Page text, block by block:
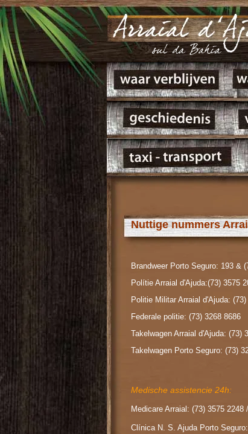
Nuttige nummers
Brandweer Porto Seguro: 193 &
Polítie Arraial d'Ajuda:(73) 3575
Politie Militar Arraial d'Ajuda:
Federale politie: (73) 3268 8686
Takelwagen Arraial d'Ajuda: (73)
Takelwagen Porto Seguro: (73)
Medische assistencie 24h:
Medicare Arraial: (73) 3575 2248
Clínica N. S. Ajuda Porto